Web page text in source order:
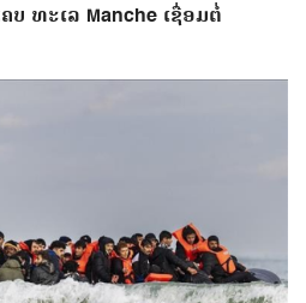
ທະເລ Manche ເຊື່ອມຕໍ່